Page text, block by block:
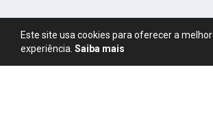
Este site usa cookies para oferecer a melhor
experiência. Saiba mais